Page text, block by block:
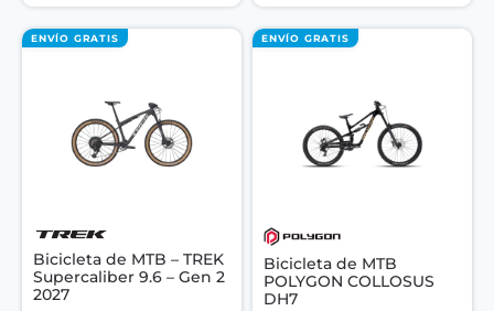
ENVÍO GRATIS
Bicicleta de MTB – TREK
Supercaliber 9.6 – Gen 2
2027
ENVÍO GRATIS
Bicicleta de MTB
POLYGON COLLOSUS
DH7